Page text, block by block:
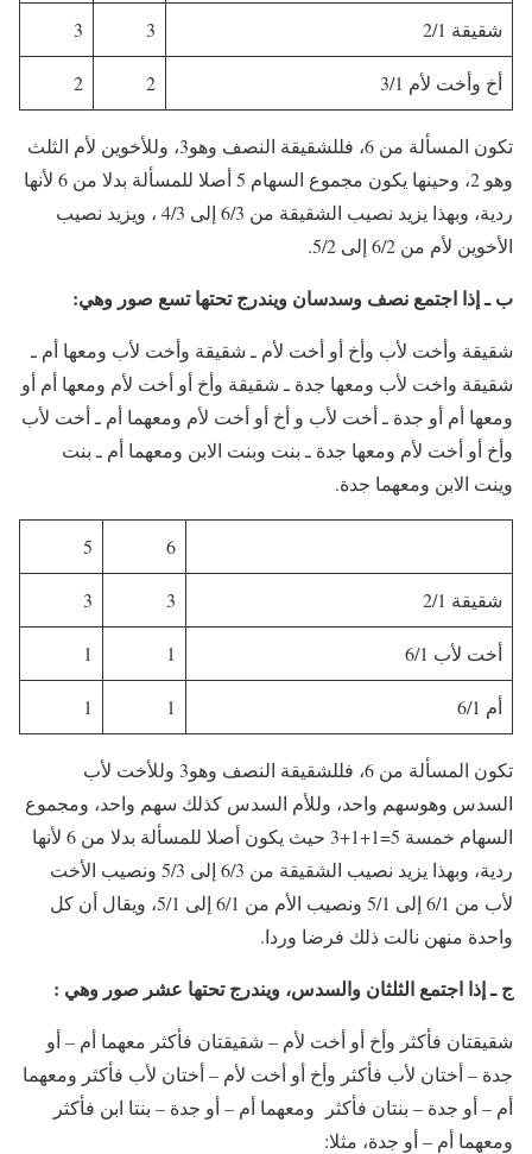
شقيقة 2/1 3
3
أخ وأخت لأم 3/1 2
2
تكون المسألة من 6، فللشقيقة النصف وهو3، وللأخوين لأم الثلث
وهو 2، وحينها يكون مجموع السهام 5 أصلا للمسألة بدلا من 6 لأنها
ردية، وبهذا يزيد نصيب الشقيقة من 6/3 إلى 4/3 ، ويزيد نصيب
الأخوين لأم من 6/2 إلى 5/2.
ب ـ إذا اجتمع نصف وسدسان ويندرج تحتها تسع صور وهي:
شقيقة وأخت لأب وأخ أو أخت لأم ـ شقيقة وأخت لأب ومعها أم ـ
شقيقة واخت لأب ومعها جدة ـ شقيقة وأخ أو أخت لأم ومعها أم أو
ومعها أم أو جدة ـ أخت لأب و أخ أو أخت لأم ومعهما أم ـ أخت لأب
وأخ أو أخت لأم ومعها جدة ـ بنت وبنت الابن ومعهما أم ـ بنت
وينت الابن ومعهما جدة.
6
5
شقيقة 2/1 3
3
أخت لأب 6/1 1
1
أم 6/1 1
1
تكون المسألة من 6، فللشقيقة النصف وهو3 وللأخت لأب
السدس وهوسهم واحد، وللأم السدس كذلك سهم واحد، ومجموع
السهام خمسة 5=1+1+3 حيث يكون أصلا للمسألة بدلا من 6 لأنها
ردية، وبهذا يزيد نصيب الشقيقة من 6/3 إلى 5/3 ونصيب الأخت
لأب من 6/1 إلى 5/1 ونصيب الأم من 6/1 إلى 5/1، ويقال أن كل
واحدة منهن نالت ذلك فرضا وردا.
ج ـ إذا اجتمع الثلثان والسدس، ويندرج تحتها عشر صور وهي :
شقيقتان فأكثر وأخ أو أخت لأم – شقيقتان فأكثر معهما أم – أو
جدة – أختان لأب فأكثر وأخ أو أخت لأم – أختان لأب فأكثر ومعهما
أم – أو جدة – بنتان فأكثر ومعهما أم – أو جدة – بنتا ابن فأكثر
ومعهما أم – أو جدة، مثلا: